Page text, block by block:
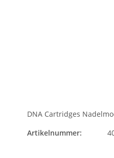
DNA Cartridges
Artikelnummer: